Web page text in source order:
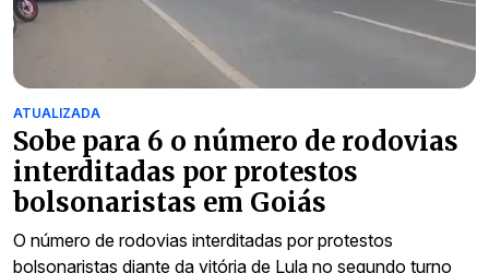
ATUALIZADA
Sobe para 6 o número de rodovias
interditadas por protestos
bolsonaristas em Goiás
O número de rodovias interditadas por protestos
bolsonaristas diante da vitória de Lula no segundo turno